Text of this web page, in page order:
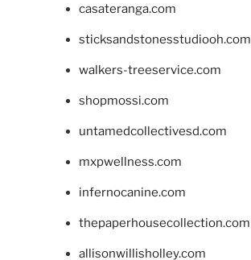
casateranga.com
sticksandstonesstudiooh.com
walkers-treeservice.com
shopmossi.com
untamedcollectivesd.com
mxpwellness.com
infernocanine.com
thepaperhousecollection.com
allisonwillisholley.com